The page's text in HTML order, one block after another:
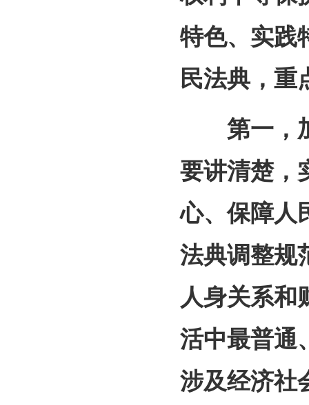
特色、实践
民法典，重
第一，加
要讲清楚，
心、保障人
法典调整规
人身关系和
活中最普通
涉及经济社